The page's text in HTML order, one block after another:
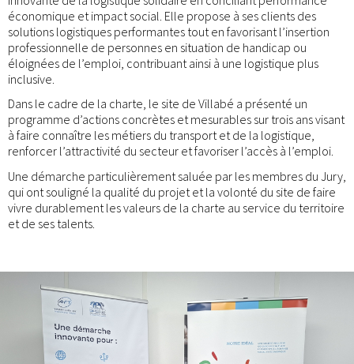
économique et impact social. Elle propose à ses clients des
solutions logistiques performantes tout en favorisant l’insertion
professionnelle de personnes en situation de handicap ou
éloignées de l’emploi, contribuant ainsi à une logistique plus
inclusive.
Dans le cadre de la charte, le site de Villabé a présenté un
programme d’actions concrètes et mesurables sur trois ans visant
à faire connaître les métiers du transport et de la logistique,
renforcer l’attractivité du secteur et favoriser l’accès à l’emploi.
Une démarche particulièrement saluée par les membres du Jury,
qui ont souligné la qualité du projet et la volonté du site de faire
vivre durablement les valeurs de la charte au service du territoire
et de ses talents.